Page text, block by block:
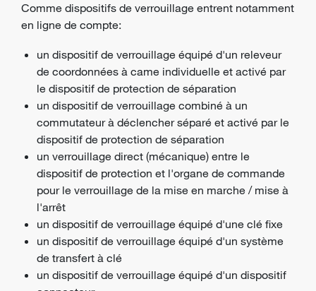
Comme dispositifs de verrouillage entrent notamment
en ligne de compte:
un dispositif de verrouillage équipé d'un releveur
de coordonnées à came individuelle et activé par
le dispositif de protection de séparation
un dispositif de verrouillage combiné à un
commutateur à déclencher séparé et activé par le
dispositif de protection de séparation
un verrouillage direct (mécanique) entre le
dispositif de protection et l'organe de commande
pour le verrouillage de la mise en marche / mise à
l'arrêt
un dispositif de verrouillage équipé d'une clé fixe
un dispositif de verrouillage équipé d'un système
de transfert à clé
un dispositif de verrouillage équipé d'un dispositif